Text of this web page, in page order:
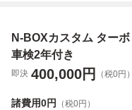
キロ台 ETC ター
ボ パドルシフト
N-BOXカスタム ター
車検2年付き
即決 400,000円 （税0円）
諸費用0円
（税0円）